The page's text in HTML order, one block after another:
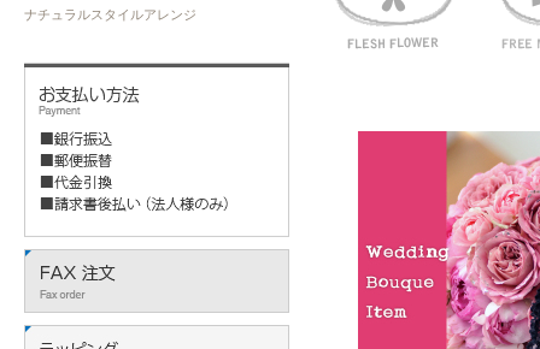
ナチュラルスタイルアレンジ